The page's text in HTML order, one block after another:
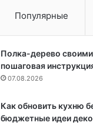
Популярные
Полка-дерево
пошаговая
07.08.2026
Как обновить кухню
бюджетные идеи